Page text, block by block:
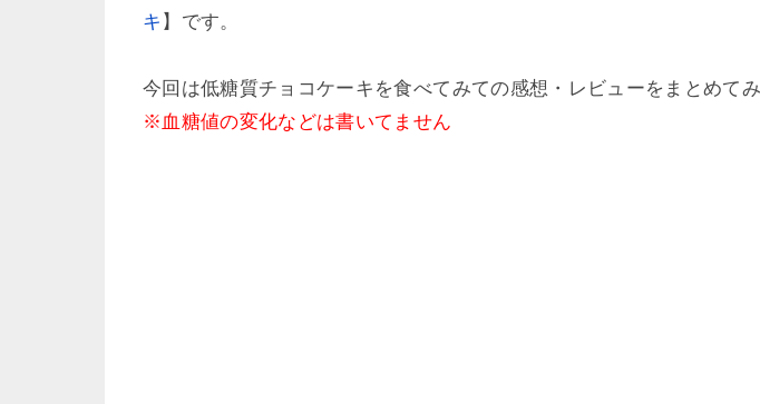
キ 】です。
今回は低糖質チョコケーキを食べてみての感想・レビューをまとめてみ
※血糖値の変化などは書いてません